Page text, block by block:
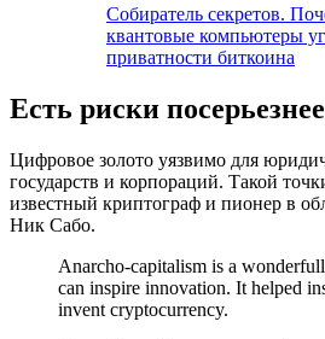
Собиратель секретов.
квантовые компьютеры
приватности биткоина
Есть риски посерьезнее
Цифровое золото уязвимо для
государств и корпораций. Такой
известный криптограф и пионер в
Ник Сабо.
Anarcho-capitalism is a
can inspire innovation. It helped
invent cryptocurrency.